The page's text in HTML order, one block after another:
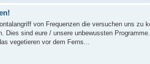
von Frequenzen die versuchen uns zu
Dies sind eure / unsere unbewussten
vegetieren vor dem Ferns...